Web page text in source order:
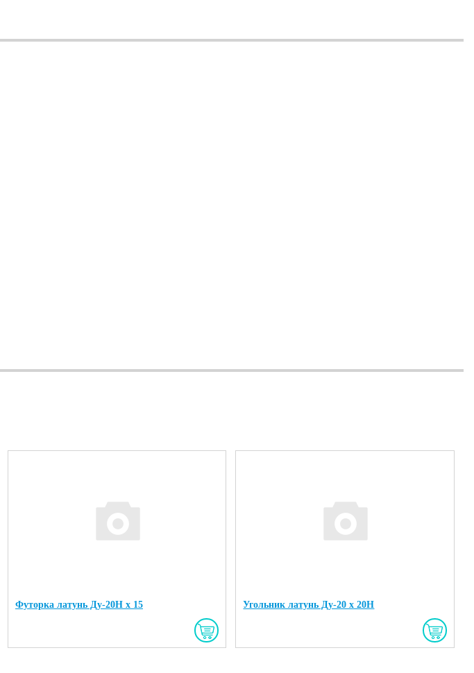
Футорка латунь Ду-20Н х 15 Угольник латунь Ду-20 х 20Н